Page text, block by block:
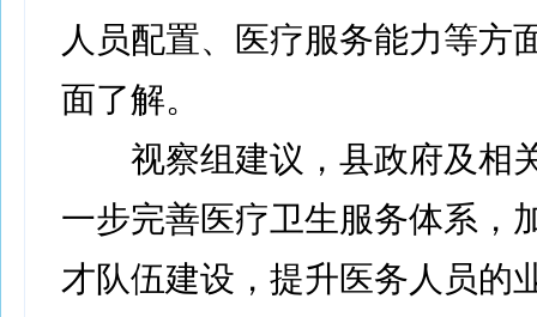
人员配置、医疗服务能力等方
面了解。
视察组建议，县政府及相
一步完善医疗卫生服务体系，
才队伍建设，提升医务人员的